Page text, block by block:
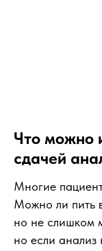
Что можно
сдачей
Многие
Можно ли пить
но не слишком
но если анализ